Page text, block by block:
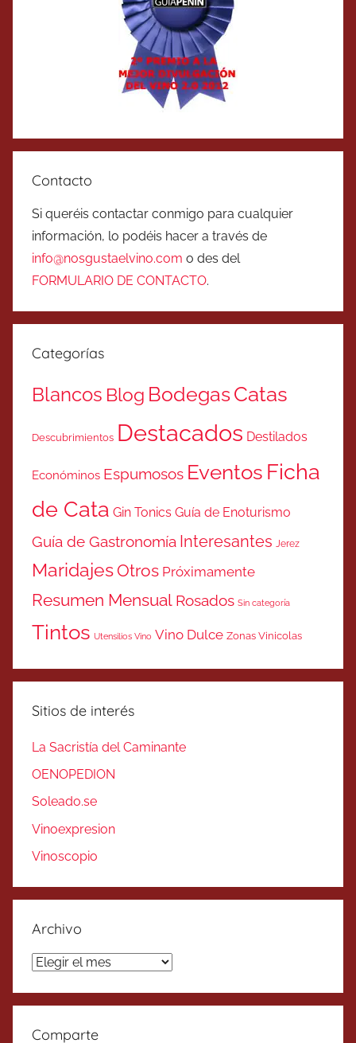
Contacto
Si queréis contactar conmigo para cualquier
información, lo podéis hacer a través de
info@nosgustaelvino.com o des del
FORMULARIO DE CONTACTO.
Categorías
Blancos Blog BodegasCatas
Descubrimientos Destacados Destilados
Económinos Espumosos Eventos Ficha
de Cata Gin Tonics Guía de Enoturismo
Guía de Gastronomía Interesantes Jerez
MaridajesOtros Próximamente
Resumen Mensual Rosados Sin categoría
Tintos Utensilios Vino Vino Dulce Zonas Vinicolas
Sitios de interés
La Sacristía del Caminante
OENOPEDION
Soleado.se
Vinoexpresion
Vinoscopio
Archivo
Archivo
Comparte